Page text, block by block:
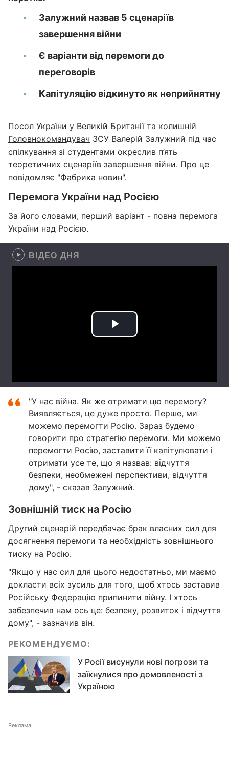
Залужний назвав 5 сценаріїв
завершення війни
Є варіанти від перемоги до
переговорів
Капітуляцію відкинуто як неприйнятну
Посол України у Великій Британії та колишній
Головнокомандувач ЗСУ Валерій Залужний під час
спілкування зі студентами окреслив п’ять
теоретичних сценаріїв завершення війни. Про це
повідомляє "Фабрика новин".
Перемога України над Росією
За його словами, перший варіант - повна перемога
України над Росією.
ВІДЕО ДНЯ
"У нас війна. Як же отримати цю перемогу?
Виявляється, це дуже просто. Перше, ми
можемо перемогти Росію. Зараз будемо
говорити про стратегію перемоги. Ми можемо
перемогти Росію, заставити її капітулювати і
отримати усе те, що я назвав: відчуття
безпеки, необмежені перспективи, відчуття
дому", - сказав Залужний.
Зовнішній тиск на Росію
Другий сценарій передбачає брак власних сил для
досягнення перемоги та необхідність зовнішнього
тиску на Росію.
"Якщо у нас сил для цього недостатньо, ми маємо
докласти всіх зусиль для того, щоб хтось заставив
Російську Федерацію припинити війну. І хтось
забезпечив нам ось це: безпеку, розвиток і відчуття
дому", - зазначив він.
РЕКОМЕНДУЄМО:
У Росії висунули нові погрози та
заїкнулися про домовленості з
Україною
Реклама